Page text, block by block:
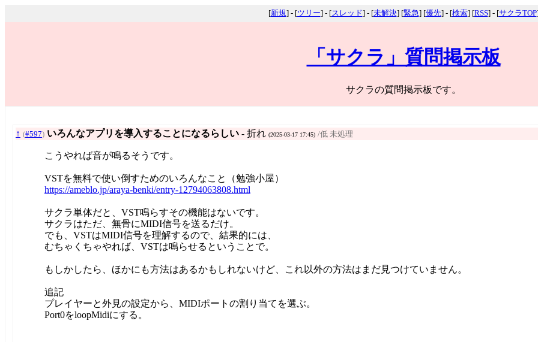
[新規] - [ツリー] - [スレッド] - [未解決] [緊急] [優先] - [検索] [RSS] - [サクラTOP
「サクラ」質問掲示板
サクラの質問掲示板です。
↑ (#597) いろんなアプリを導入することになるらしい - 折れ (2025-03-17 17:45) /低 未処理
こうやれば音が鳴るそうです。
VSTを無料で使い倒すためのいろんなこと（勉強小屋）
https://ameblo.jp/araya-benki/entry-12794063808.html
サクラ単体だと、VST鳴らすその機能はないです。
サクラはただ、無骨にMIDI信号を送るだけ。
でも、VSTはMIDI信号を理解するので、結果的には、
むちゃくちゃやれば、VSTは鳴らせるということで。
もしかしたら、ほかにも方法はあるかもしれないけど、これ以外の方法はまだ見つけていません。
追記
プレイヤーと外見の設定から、MIDIポートの割り当てを選ぶ。
Port0をloopMidiにする。